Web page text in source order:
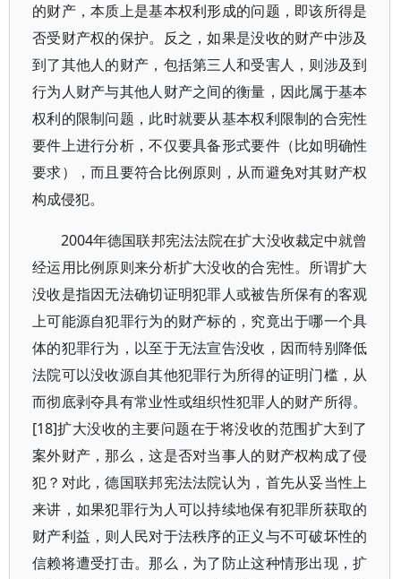
的财产，本质上是基本权利形成的问题，即该所得是
否受财产权的保护。反之，如果是没收的财产中涉及
到了其他人的财产，包括第三人和受害人，则涉及到
行为人财产与其他人财产之间的衡量，因此属于基本
权利的限制问题，此时就要从基本权利限制的合宪性
要件上进行分析，不仅要具备形式要件（比如明确性
要求），而且要符合比例原则，从而避免对其财产权
构成侵犯。
2004年德国联邦宪法法院在扩大没收裁定中就曾
经运用比例原则来分析扩大没收的合宪性。所谓扩大
没收是指因无法确切证明犯罪人或被告所保有的客观
上可能源自犯罪行为的财产标的，究竟出于哪一个具
体的犯罪行为，以至于无法宣告没收，因而特别降低
法院可以没收源自其他犯罪行为所得的证明门槛，从
而彻底剥夺具有常业性或组织性犯罪人的财产所得。
[18]扩大没收的主要问题在于将没收的范围扩大到了
案外财产，那么，这是否对当事人的财产权构成了侵
犯？对此，德国联邦宪法法院认为，首先从妥当性上
来讲，如果犯罪行为人可以持续地保有犯罪所获取的
财产利益，则人民对于法秩序的正义与不可破坏性的
信赖将遭受打击。那么，为了防止这种情形出现，扩